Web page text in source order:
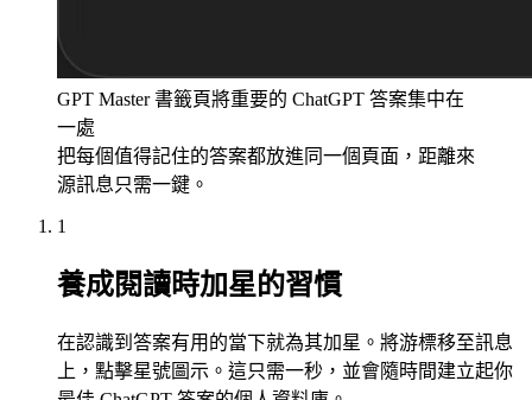
GPT Master 書籤頁將重要的 ChatGPT 答案集中在
一處
把每個值得記住的答案都放進同一個頁面，距離來
源訊息只需一鍵。
1
養成閱讀時加星的習慣
在認識到答案有用的當下就為其加星。將游標移至訊息
上，點擊星號圖示。這只需一秒，並會隨時間建立起你